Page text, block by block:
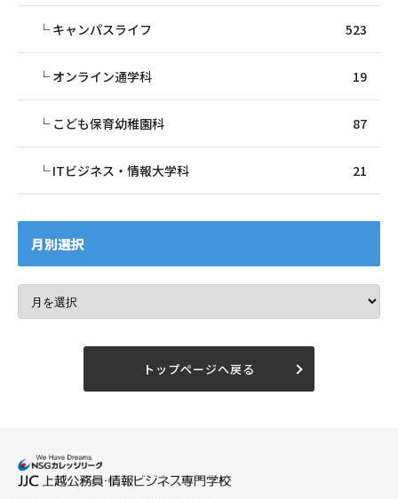
キャンパスライフ 523
オンライン通学科 19
こども保育幼稚園科 87
ITビジネス・情報大学科 21
月別選択
トップページへ戻る